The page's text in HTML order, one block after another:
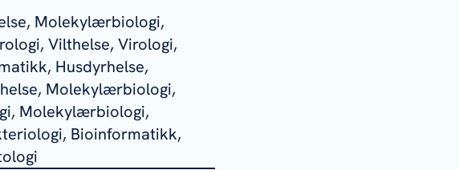
Molekylærbiologi,
Vilthelse, Virologi,
Husdyrhelse,
Molekylærbiologi,
Molekylærbiologi,
Bioinformatikk,